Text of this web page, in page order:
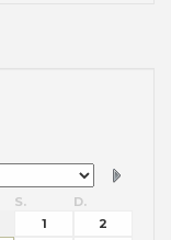
S.
D.
1
2